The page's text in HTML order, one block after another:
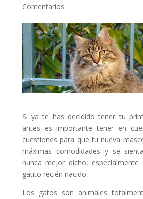
Comentarios
Si ya te has decidido tener tu
antes es importante tener en
cuestiones para que tu nueva
máximas comodidades y se
nunca mejor dicho,
gatito recién nacido.
Los gatos son animales